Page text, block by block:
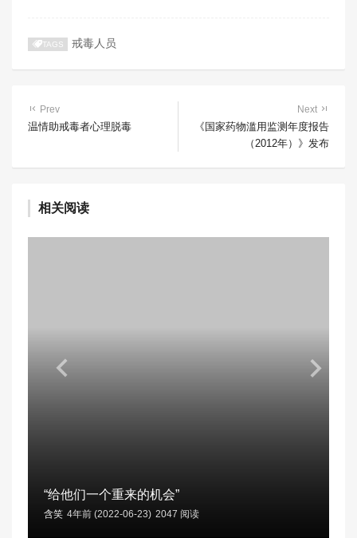
TAGS 戒毒人员
Prev
温情助戒毒者心理脱毒
Next
《国家药物滥用监测年度报告
（2012年）》发布
相关阅读
“给他们一个重来的机会”
含笑 4年前 (2022-06-23) 2047 阅读